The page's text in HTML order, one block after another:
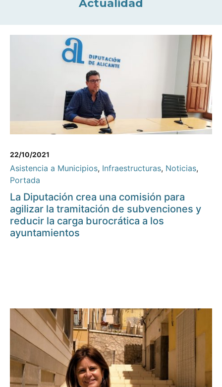
Actualidad
22/10/2021
Asistencia a Municipios, Infraestructuras, Noticias,
Portada
La Diputación crea una comisión para
agilizar la tramitación de subvenciones y
reducir la carga burocrática a los
ayuntamientos